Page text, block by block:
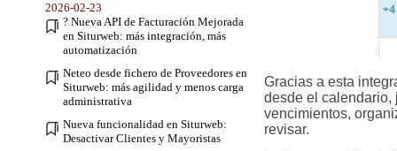
2026-02-23
? Nueva API de Facturación Mejorada
en Siturweb: más integración, más
automatización
Neteo desde fichero de Proveedores en
Siturweb: más agilidad y menos carga
administrativa
Nueva funcionalidad en Siturweb:
Desactivar Clientes y Mayoristas
Gracias a esta
desde el calendario,
vencimientos,
revisar.